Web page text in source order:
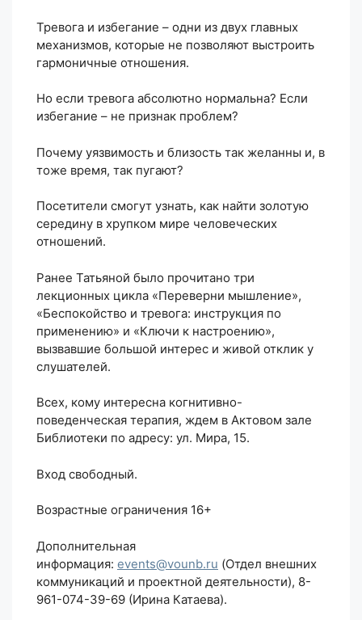
Тревога и избегание – одни из двух главных
механизмов, которые не позволяют выстроить
гармоничные отношения.
Но если тревога абсолютно нормальна? Если
избегание – не признак проблем?
Почему уязвимость и близость так желанны и, в
тоже время, так пугают?
Посетители смогут узнать, как найти золотую
середину в хрупком мире человеческих
отношений.
Ранее Татьяной было прочитано три
лекционных цикла «Переверни мышление»,
«Беспокойство и тревога: инструкция по
применению» и «Ключи к настроению»,
вызвавшие большой интерес и живой отклик у
слушателей.
Всех, кому интересна когнитивно-
поведенческая терапия, ждем в Актовом зале
Библиотеки по адресу: ул. Мира, 15.
Вход свободный.
Возрастные ограничения 16+
Дополнительная
информация: events@vounb.ru (Отдел внешних
коммуникаций и проектной деятельности), 8-
961-074-39-69 (Ирина Катаева).